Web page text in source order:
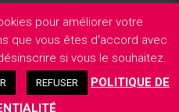
légales
pour améliorer votre
que vous êtes d'accord avec
si vous le souhaitez.
REFUSER
POLITIQUE DE